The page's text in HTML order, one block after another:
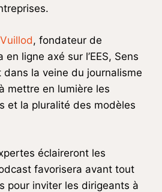
, fondateur de
ligne axé sur l’EES, Sens
dans la veine du journalisme
mettre en lumière les
et la pluralité des modèles
éclaireront les
favorisera avant tout
pour inviter les dirigeants à